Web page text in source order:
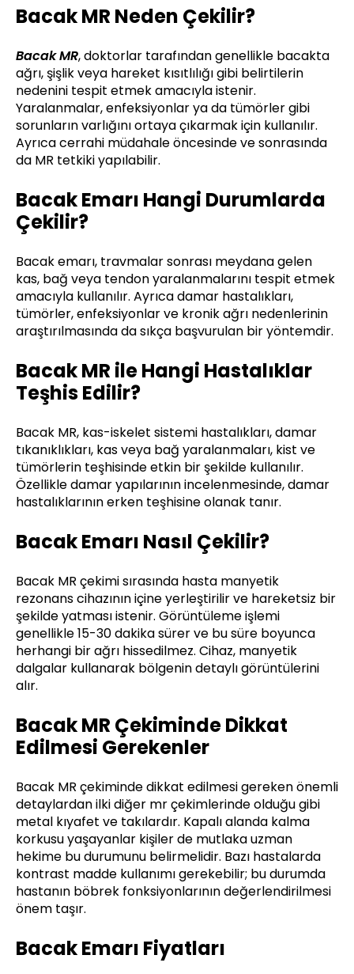
Bacak MR Neden Çekilir?
Bacak MR, doktorlar tarafından genellikle bacakta
ağrı, şişlik veya hareket kısıtlılığı gibi belirtilerin
nedenini tespit etmek amacıyla istenir.
Yaralanmalar, enfeksiyonlar ya da tümörler gibi
sorunların varlığını ortaya çıkarmak için kullanılır.
Ayrıca cerrahi müdahale öncesinde ve sonrasında
da MR tetkiki yapılabilir.
Bacak Emarı Hangi Durumlarda
Çekilir?
Bacak emarı, travmalar sonrası meydana gelen
kas, bağ veya tendon yaralanmalarını tespit etmek
amacıyla kullanılır. Ayrıca damar hastalıkları,
tümörler, enfeksiyonlar ve kronik ağrı nedenlerinin
araştırılmasında da sıkça başvurulan bir yöntemdir.
Bacak MR ile Hangi Hastalıklar
Teşhis Edilir?
Bacak MR, kas-iskelet sistemi hastalıkları, damar
tıkanıklıkları, kas veya bağ yaralanmaları, kist ve
tümörlerin teşhisinde etkin bir şekilde kullanılır.
Özellikle damar yapılarının incelenmesinde, damar
hastalıklarının erken teşhisine olanak tanır.
Bacak Emarı Nasıl Çekilir?
Bacak MR çekimi sırasında hasta manyetik
rezonans cihazının içine yerleştirilir ve hareketsiz bir
şekilde yatması istenir. Görüntüleme işlemi
genellikle 15-30 dakika sürer ve bu süre boyunca
herhangi bir ağrı hissedilmez. Cihaz, manyetik
dalgalar kullanarak bölgenin detaylı görüntülerini
alır.
Bacak MR Çekiminde Dikkat
Edilmesi Gerekenler
Bacak MR çekiminde dikkat edilmesi gereken önemli
detaylardan ilki diğer mr çekimlerinde olduğu gibi
metal kıyafet ve takılardır. Kapalı alanda kalma
korkusu yaşayanlar kişiler de mutlaka uzman
hekime bu durumunu belirmelidir. Bazı hastalarda
kontrast madde kullanımı gerekebilir; bu durumda
hastanın böbrek fonksiyonlarının değerlendirilmesi
önem taşır.
Bacak Emarı Fiyatları